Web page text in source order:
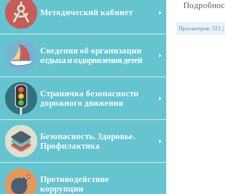
Методический кабинет
Сведения об организации
отдыха и оздоровления детей
Страничка безопасности
дорожного движения
Безопасность. Здоровье.
Профилактика
Противодействие
коррупции
Просмотров: 321